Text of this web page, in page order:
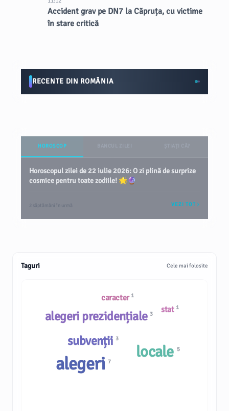
Accident grav pe DN7 la Căpruța, cu victime
în stare critică
RECENTE DIN ROMÂNIA
HOROSCOP
Horoscopul zilei de 22 iulie 2026: O zi plină de surprize
cosmice pentru toate zodiile! 🌟🔮
2 săptămâni în urmă VEZI TOT
Taguri Cele mai folosite
caracter 1
subvenții 3
alegeri prezidențiale 3 stat 1
alegeri7
locale 5